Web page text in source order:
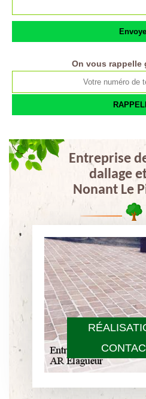
On vous rappelle
Entreprise
dallage
Nonant Le